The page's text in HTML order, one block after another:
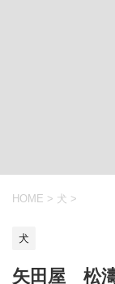
HOME > 犬 >
犬
矢田屋 松